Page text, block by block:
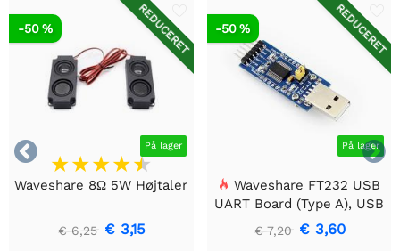


REDUCERET
På lager
-50 %
Waveshare 8Ω 5W Højtaler
€ 6,25 € 3,15
REDUCERET
På lager
-50 %
Waveshare FT232 USB
UART Board (Type A), USB
til TTL (UART)
kommunikationsmodul
€ 7,20 € 3,60